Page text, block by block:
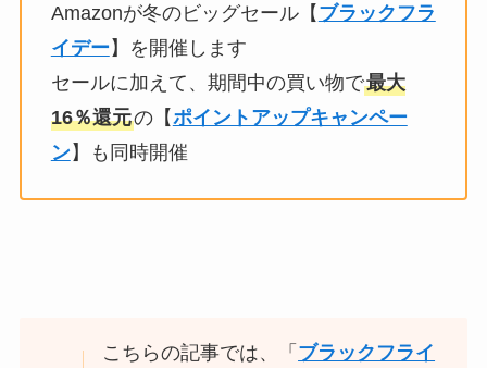
Amazonが冬のビッグセール【 ブラックフラ
イデー】を開催します
セールに加えて、期間中の買い物で最大
16％還元の【ポイントアップキャンペー
ン】も同時開催
こちらの記事では、「 ブラックフライ